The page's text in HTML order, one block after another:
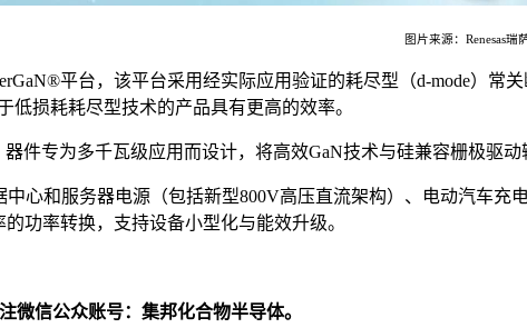
图片来源：Renesas瑞
平台，该平台采用经实际应用验证的耗尽型（d-mode）常
低损耗耗尽型技术的产品具有更高的效率。
件专为多千瓦级应用而设计，将高效GaN技术与硅兼容栅极驱
心和服务器电源（包括新型800V高压直流架构）、电动汽车
功率转换，支持设备小型化与能效升级。
微信公众账号：集邦化合物半导体。